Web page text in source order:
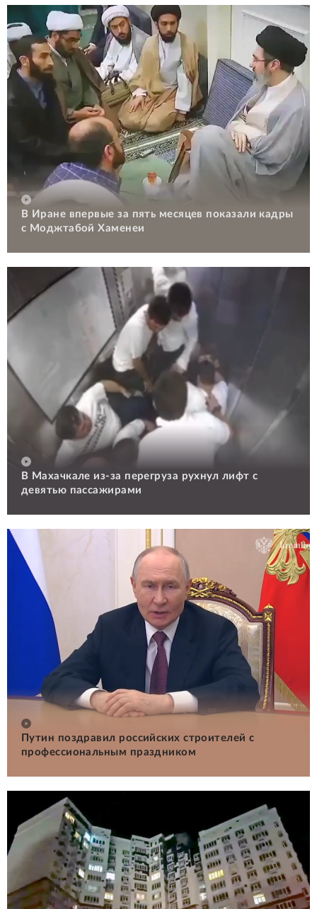
В Иране впервые за пять месяцев показали кадры
с Моджтабой Хаменеи
В Махачкале из-за перегруза рухнул лифт с
девятью пассажирами
Путин поздравил российских строителей с
профессиональным праздником